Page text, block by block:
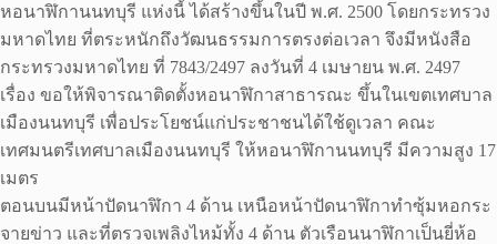
หอนาฬิกานนทบุรี แห่งนี้ ได้สร้างขึ้นในปี พ.ศ. 2500 โดยกระทรวง
มหาดไทย ที่ตระหนักถึงวัฒนธรรมการตรงต่อเวลา จึงมีหนังสือ
กระทรวงมหาดไทย ที่ 7843/2497 ลงวันที่ 4 เมษายน พ.ศ. 2497
เรื่อง ขอให้พิจารณาติดตั้งหอนาฬิกาสาธารณะ ขึ้นในเขตเทศบาล
เมืองนนทบุรี เพื่อประโยชน์แก่ประชาชนได้ใช้ดูเวลา คณะ
เทศมนตรีเทศบาลเมืองนนทบุรี ให้หอนาฬิกานนทบุรี มีความสูง 17
เมตร
ตอนบนมีหน้าปัดนาฬิกา 4 ด้าน เหนือหน้าปัดนาฬิกาทำซุ้มหอกระ
จายข่าว และที่ตรวจเพลิงไหม้ทั้ง 4 ด้าน ตัวเรือนนาฬิกาเป็นยี่ห้อ